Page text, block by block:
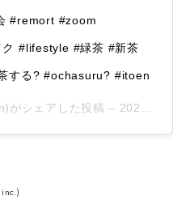
#remort #zoom
#lifestyle #緑茶 #新茶
する? #ochasuru? #itoen
がシェアした投稿 – 2020年 6月月12日午後10時59分PDT